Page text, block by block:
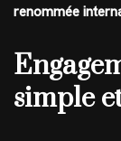
renommée
simple